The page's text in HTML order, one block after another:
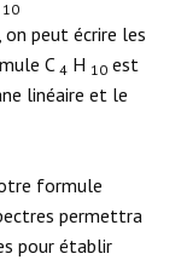
10
peut écrire les
C 4 H 10 est
linéaire et le
formule
permettra
pour établir